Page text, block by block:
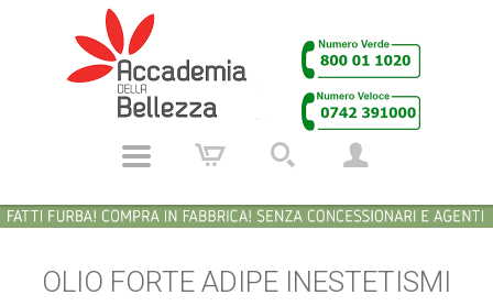
OLIO FORTE ADIPE INESTETISMI